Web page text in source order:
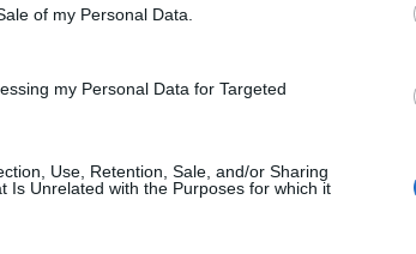
of my Personal Data.
my Personal Data for Targeted
Use, Retention, Sale, and/or Sharing
Is Unrelated with the Purposes for which it